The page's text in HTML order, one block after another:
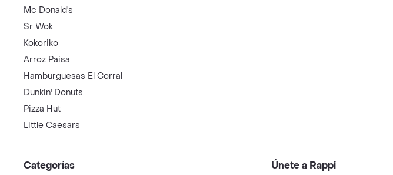
Mc Donald's
Sr Wok
Kokoriko
Arroz Paisa
Hamburguesas El Corral
Dunkin' Donuts
Pizza Hut
Little Caesars
Categorías Únete a Rappi